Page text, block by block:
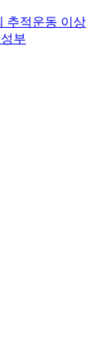
추적운동 이상
부